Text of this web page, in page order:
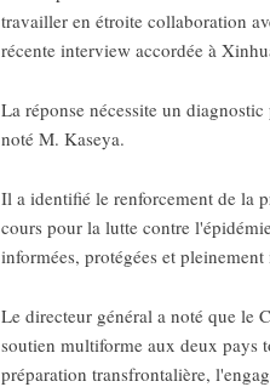
travailler en étroite collaboration
récente interview accordée à
La réponse nécessite un
noté M. Kaseya.
Il a identifié le renforcement de la
cours pour la lutte contre
informées, protégées et
Le directeur général a noté que le
soutien multiforme aux deux pays
préparation transfrontalière,